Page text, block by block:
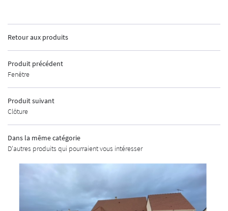
ACCUEIL
EXTÉRIEURS
MENUISERIE
- ALARME
INDUSTRIELLES
02 48 67 07 14
Retour aux produits
Produit précédent
Fenêtre
Produit suivant
Clôture
Dans la même catégorie
D'autres produits qui pourraient vous intéresser